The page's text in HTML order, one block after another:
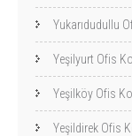
Yukarıdudullu
Yeşilyurt Ofis
Yeşilköy Ofis
Yeşildirek Ofis